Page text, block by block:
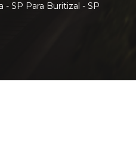
- SP Para Buritizal - SP